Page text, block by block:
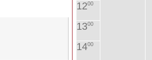
1200
1300
1400